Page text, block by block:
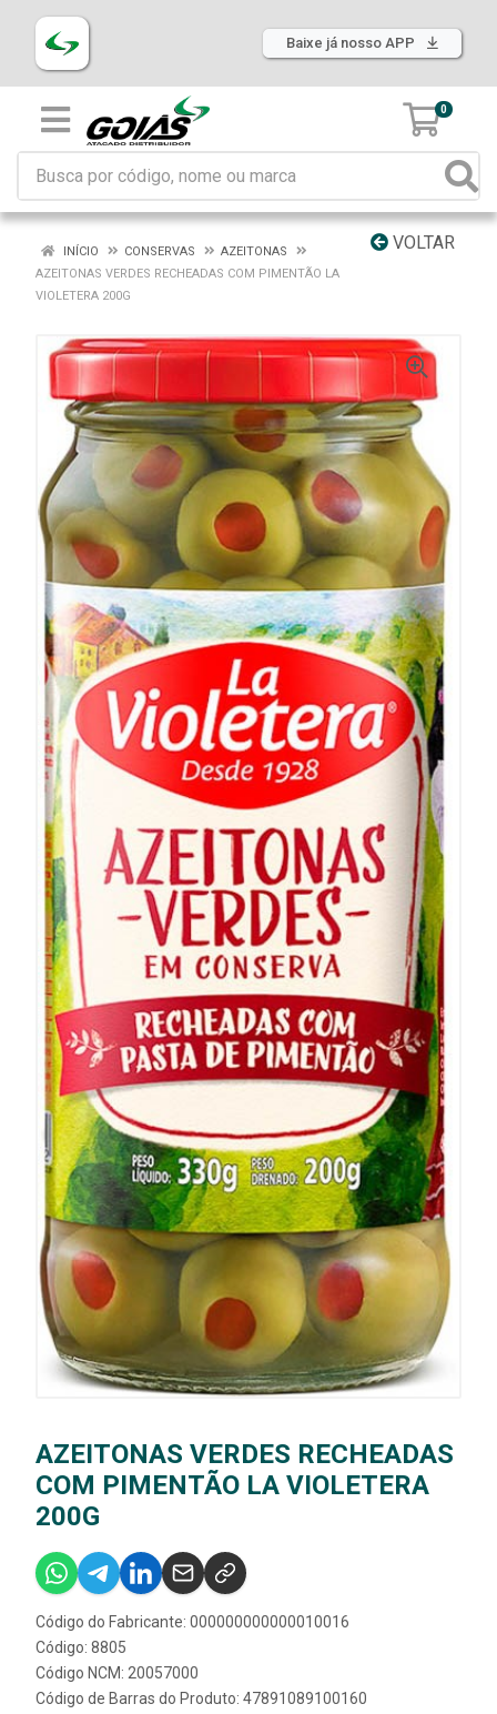
Baixe já nosso APP
0
VOLTAR
INÍCIO CONSERVAS
AZEITONAS
AZEITONAS VERDES RECHEADAS COM PIMENTÃO LA
VIOLETERA 200G
AZEITONAS VERDES RECHEADAS
COM PIMENTÃO LA VIOLETERA
200G
Código do Fabricante: 000000000000010016
Código: 8805
Código NCM: 20057000
Código de Barras do Produto: 47891089100160